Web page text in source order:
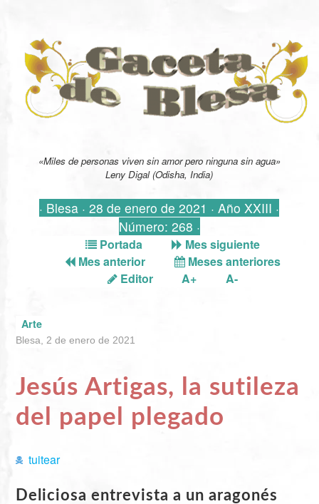
«Miles de personas viven sin amor pero ninguna sin agua»
Leny Digal (Odisha, India)
· Blesa · 28 de enero de 2021 · Año XXIII ·
Número: 268 ·
Portada
Mes siguiente
Mes anterior
Meses anteriores
Editor
A+ A-
Arte
Blesa, 2 de enero de 2021
Jesús Artigas, la sutileza
del papel plegado
tuitear
Deliciosa entrevista a un aragonés